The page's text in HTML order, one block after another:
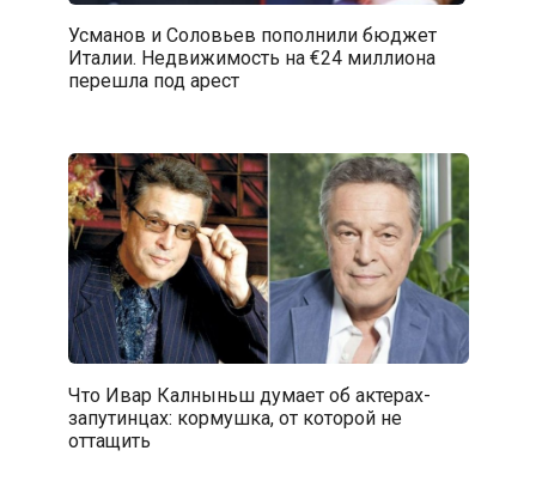
Усманов и Соловьев пополнили бюджет
Италии. Недвижимость на €24 миллиона
перешла под арест
Что Ивар Калныньш думает об актерах-
запутинцах: кормушка, от которой не
оттащить